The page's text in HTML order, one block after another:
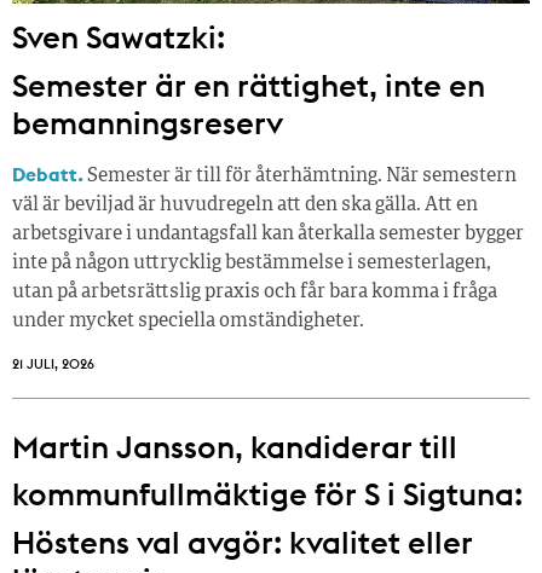
Sven Sawatzki:
Semester är en rättighet, inte en
bemanningsreserv
Debatt.Semester är till för återhämtning. När semestern
väl är beviljad är huvudregeln att den ska gälla. Att en
arbetsgivare i undantagsfall kan återkalla semester bygger
inte på någon uttrycklig bestämmelse i semesterlagen,
utan på arbetsrättslig praxis och får bara komma i fråga
under mycket speciella omständigheter.
21 JULI, 2026
Martin Jansson, kandiderar till
kommunfullmäktige för S i Sigtuna:
Höstens val avgör: kvalitet eller